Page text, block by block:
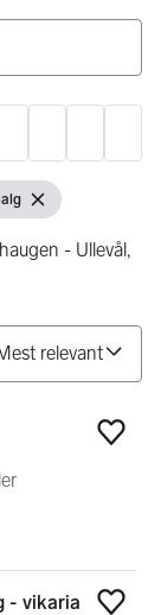
filterFjern filter
- Ullevål,
- vikaria